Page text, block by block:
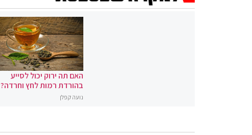
האם תה ירוק יכול לסייע
בהורדת רמות לחץ וחרדה?
נועה קפלן